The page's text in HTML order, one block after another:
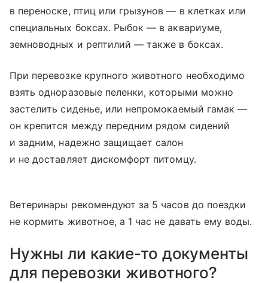
в переноске, птиц или грызунов — в клетках или
специальных боксах. Рыбок — в аквариуме,
земноводных и рептилий — также в боксах.
При перевозке крупного животного необходимо
взять одноразовые пеленки, которыми можно
застелить сиденье, или непромокаемый гамак —
он крепится между передним рядом сидений
и задним, надежно защищает салон
и не доставляет дискомфорт питомцу.
Ветеринары рекомендуют за 5 часов до поездки
не кормить животное, а 1 час не давать ему воды.
Нужны ли какие-то документы
для перевозки животного?